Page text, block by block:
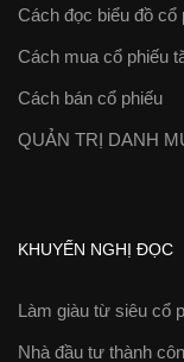
Cách đọc biểu đồ cổ
Cách mua cổ phiếu
Cách bán cổ phiếu
QUẢN TRỊ DANH
KHUYẾN NGHỊ ĐỌC
Làm giàu từ siêu cổ
Nhà đầu tư thành